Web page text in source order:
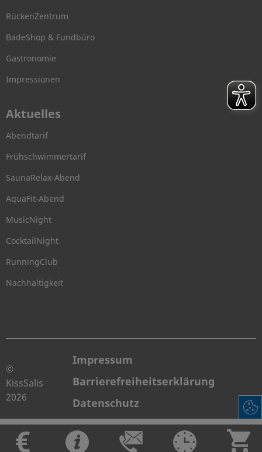
RückenZentrum
BadeShop & Fundbüro
Gastronomie
Impressionen
Aktuelles
Abendtarif
Frühschwimmertarif
SaunaRelax-Abend
AquaFit-Abend
MusicNight
CocktailNight
RunningClub
Nachhaltigkeit
©
KissSalis
2026
Impressum
Barrierefreiheitserklärung
Datenschutz